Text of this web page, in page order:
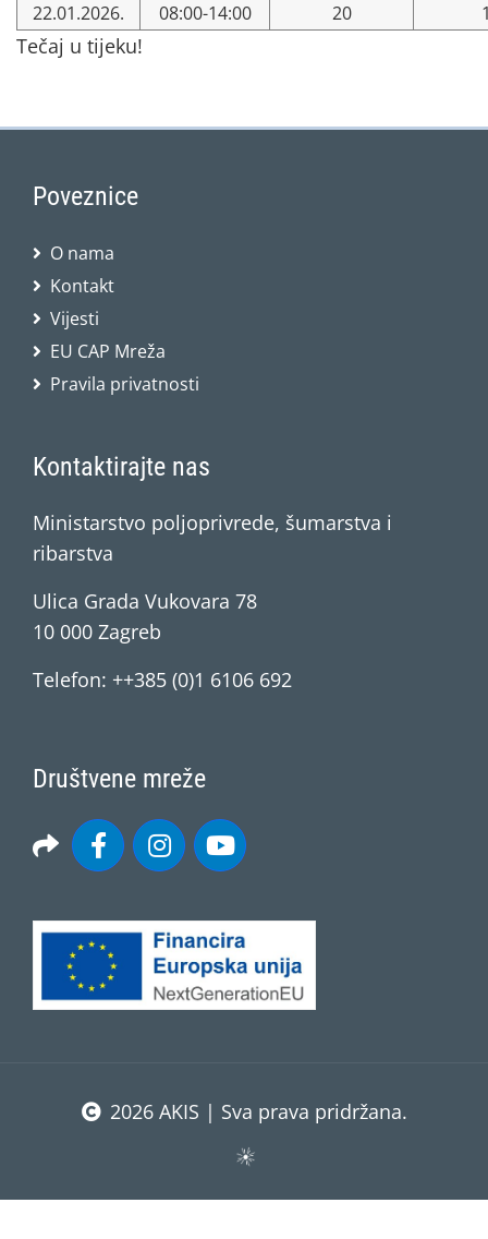
22.01.2026. 08:00-14:00 20
Tečaj u tijeku!
Poveznice
O nama
Kontakt
Vijesti
EU CAP Mreža
Pravila privatnosti
Kontaktirajte nas
Ministarstvo poljoprivrede, šumarstva i
ribarstva
Ulica Grada Vukovara 78
10 000 Zagreb
Telefon: ++385 (0)1 6106 692
Društvene mreže
2026 AKIS | Sva prava pridržana.